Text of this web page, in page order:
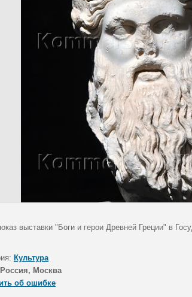
выставки "Боги и герои Древней Греции" в
Культура
Россия, Москва
об ошибке